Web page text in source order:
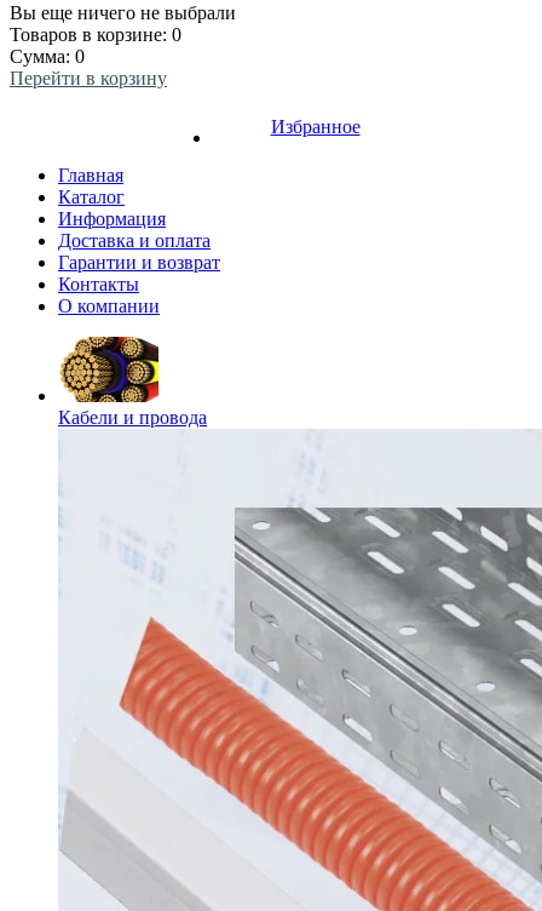
Вы еще ничего не выбрали
Товаров в корзине: 0
Сумма: 0
Перейти в корзину
Избранное
Главная
Каталог
Информация
Доставка и оплата
Гарантии и возврат
Контакты
О компании
Кабели и провода